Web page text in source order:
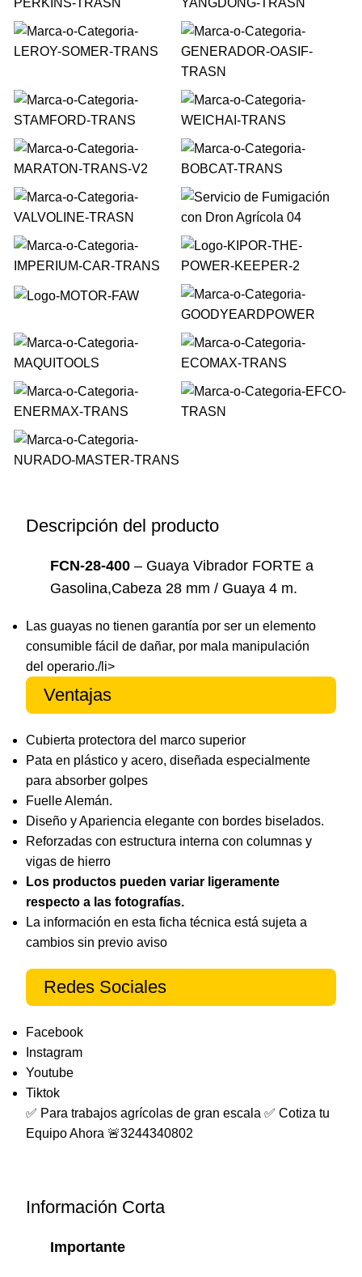
Descripción del producto
FCN-28-400 – Guaya Vibrador FORTE a
Gasolina,Cabeza 28 mm / Guaya 4 m.
Las guayas no tienen garantía por ser un elemento
consumible fácil de dañar, por mala manipulación
del operario./li>
Ventajas
Cubierta protectora del marco superior
Pata en plástico y acero, diseñada especialmente
para absorber golpes
Fuelle Alemán.
Diseño y Apariencia elegante con bordes biselados.
Reforzadas con estructura interna con columnas y
vigas de hierro
Los productos pueden variar ligeramente
respecto a las fotografías.
La información en esta ficha técnica está sujeta a
cambios sin previo aviso
Redes Sociales
Facebook
Instagram
Youtube
Tiktok
✅ Para trabajos agrícolas de gran escala ✅ Cotiza tu
Equipo Ahora 🚨3244340802
Información Corta
Importante